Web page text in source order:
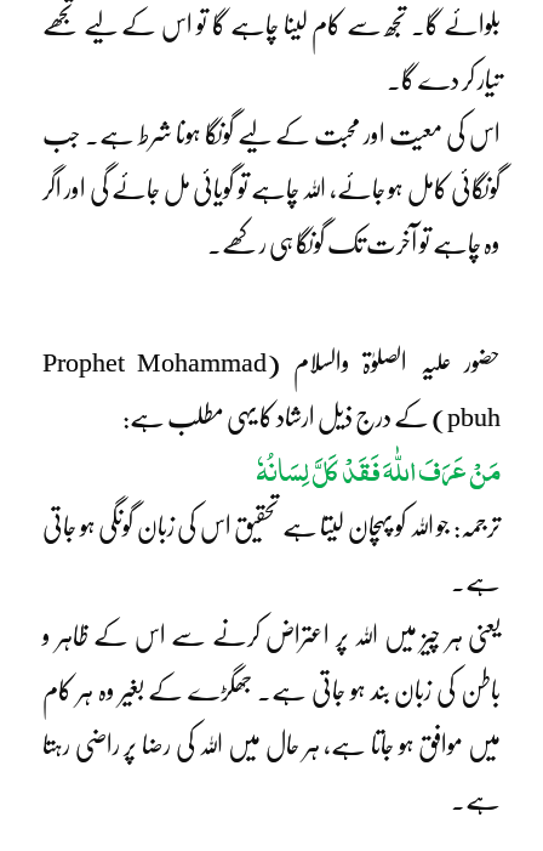
بلوائے گا۔ تجھ سے کام لینا چاہے گا تو اس کے لیے تجھے
تیار کر دے گا۔
اس کی معیت اور محبت کے لیے گونگا ہونا شرط ہے۔ جب
گونگائی کامل ہو جائے، اللہ چاہے تو گویائی مل جائے گی اور اگر
وہ چاہے تو آخرت تک گونگا ہی رکھے۔
حضور علیہ الصلوٰۃ والسلام (Prophet Mohammad
pbuh) کے درج ذیل ارشاد کا یہی مطلب ہے:
مَنْ عَرَفَ اللّٰہَ فَقَدْ کَلَّ لِسَانُہٗ
ترجمہ: جو اللہ کو پہچان لیتا ہے تحقیق اس کی زبان گونگی ہو جاتی
ہے۔
یعنی ہر چیز میں اللہ پر اعتراض کرنے سے اس کے ظاہر و
باطن کی زبان بند ہو جاتی ہے۔ جھگڑے کے بغیر وہ ہر کام
میں موافق ہو جاتا ہے، ہر حال میں اللہ کی رضا پر راضی رہتا
ہے۔